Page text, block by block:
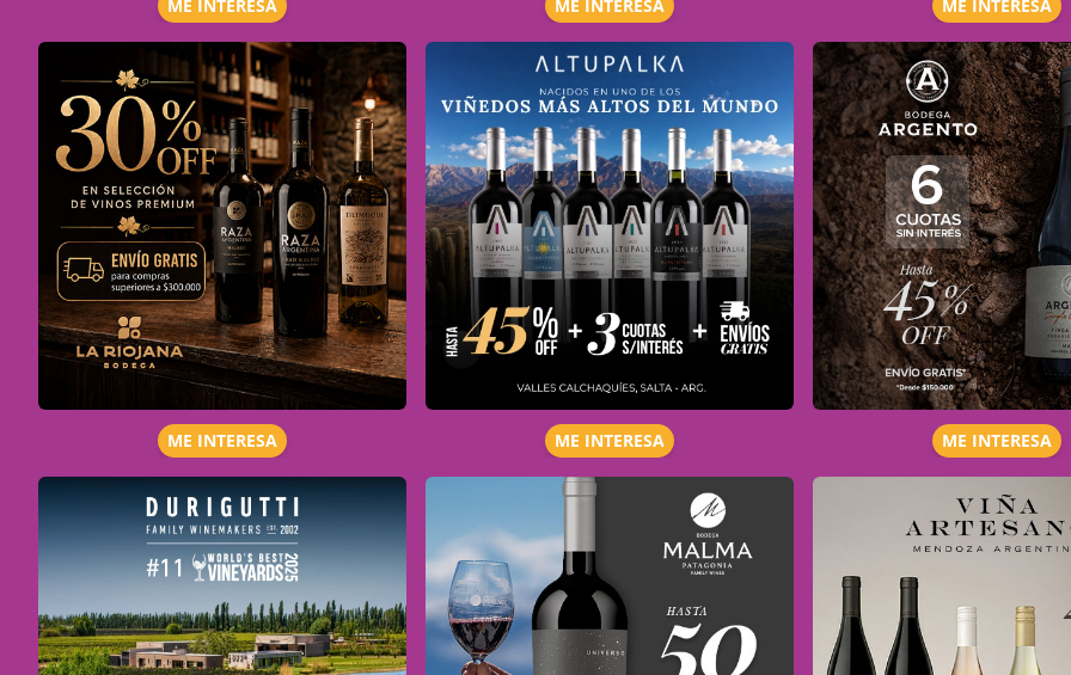
ME INTERESA ME INTERESA ME INTERESA
ME INTERESA ME INTERESA ME INTERESA